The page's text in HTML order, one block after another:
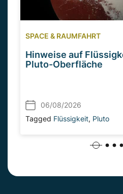
SPACE & RAUMFAHRT
Hinweise auf
Pluto-Oberfläche
06/08/2026
Tagged Flüssigkeit, Pluto